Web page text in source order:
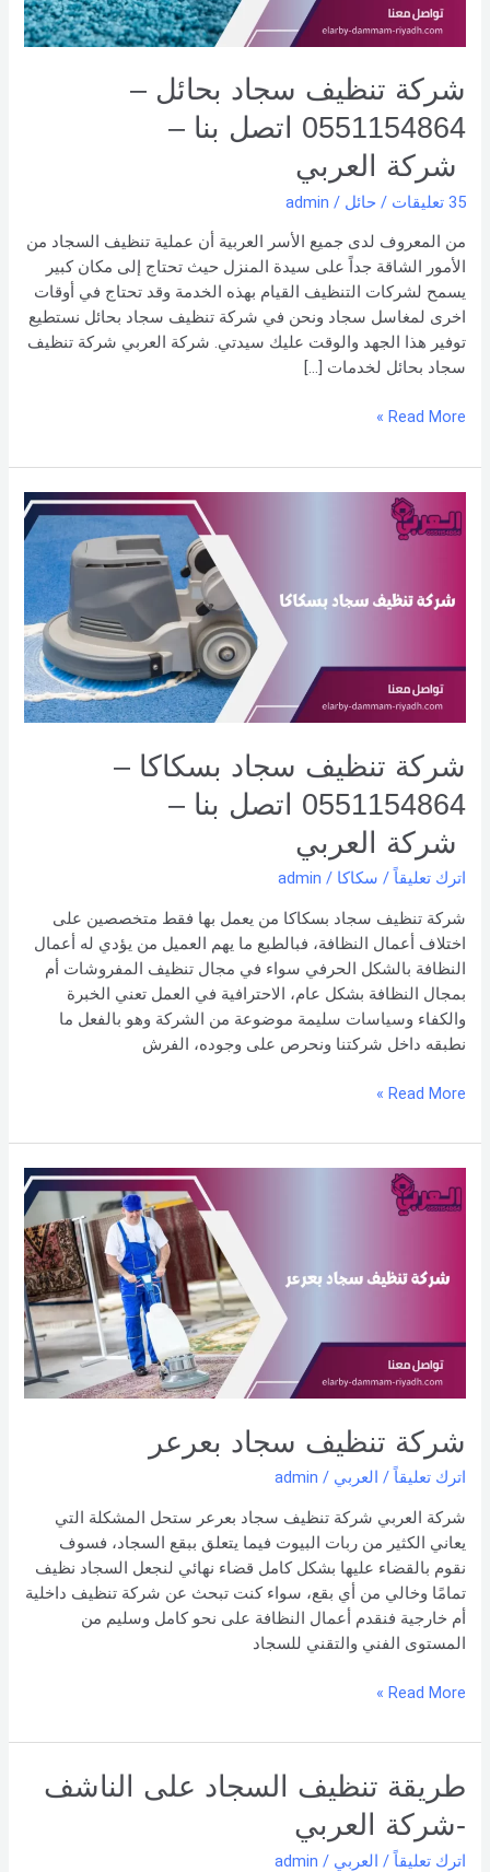
شركة تنظيف سجاد بحائل –
0551154864 اتصل بنا –
شركة العربي
35 تعليقات / حائل /
admin
من المعروف لدى جميع الأسر العربية أن عملية تنظيف السجاد من
الأمور الشاقة جداً على سيدة المنزل حيث تحتاج إلى مكان كبير
يسمح لشركات التنظيف القيام بهذه الخدمة وقد تحتاج في أوقات
اخرى لمغاسل سجاد ونحن في شركة تنظيف سجاد بحائل نستطيع
توفير هذا الجهد والوقت عليك سيدتي. شركة العربي شركة تنظيف
سجاد بحائل لخدمات […]
شركة العربي
Read More »
شركة تنظيف سجاد بسكاكا –
0551154864 اتصل بنا –
شركة العربي
اترك تعليقاً / سكاكا /
admin
شركة تنظيف سجاد بسكاكا من يعمل بها فقط متخصصين على
اختلاف أعمال النظافة، فبالطبع ما يهم العميل من يؤدي له أعمال
النظافة بالشكل الحرفي سواء في مجال تنظيف المفروشات أم
بمجال النظافة بشكل عام، الاحترافية في العمل تعني الخبرة
والكفاء وسياسات سليمة موضوعة من الشركة وهو بالفعل ما
نطبقه داخل شركتنا ونحرص على وجوده، الفرش
تنظيف
بنا –
شركة العربي
Read More »
شركة تنظيف سجاد بعرعر
اترك تعليقاً / العربي /
admin
شركة العربي شركة تنظيف سجاد بعرعر ستحل المشكلة التي
يعاني الكثير من ربات البيوت فيما يتعلق ببقع السجاد، فسوف
نقوم بالقضاء عليها بشكل كامل قضاء نهائي لنجعل السجاد نظيف
تمامًا وخالي من أي بقع، سواء كنت تبحث عن شركة تنظيف داخلية
أم خارجية فنقدم أعمال النظافة على نحو كامل وسليم من
المستوى الفني والتقني للسجاد
تنظيف
Read More »
طريقة تنظيف السجاد على الناشف
-شركة العربي
اترك تعليقاً / العربي /
admin
طريقة
تنظيف
السجاد
على